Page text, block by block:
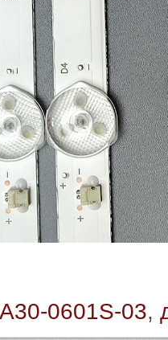
0601S-03,